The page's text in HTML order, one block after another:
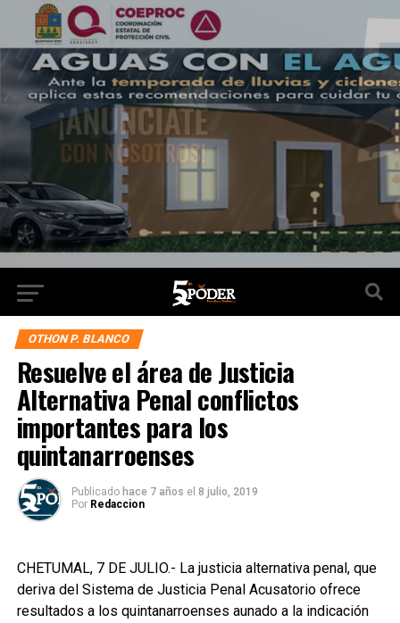
OTHON P. BLANCO
Resuelve el área de Justicia
Alternativa Penal conflictos
importantes para los
quintanarroenses
Publicado hace 7 años el 8 julio, 2019
Por Redaccion
CHETUMAL, 7 DE JULIO.- La justicia alternativa penal, que
deriva del Sistema de Justicia Penal Acusatorio ofrece
resultados a los quintanarroenses aunado a la indicación